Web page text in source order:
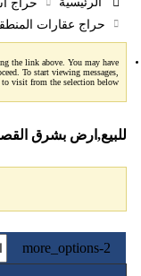
حراج
حراج عقارات
the link above. You may have
To start viewing messages,
visit from the selection below.
للبيع,ارض بشرق
more_options-2